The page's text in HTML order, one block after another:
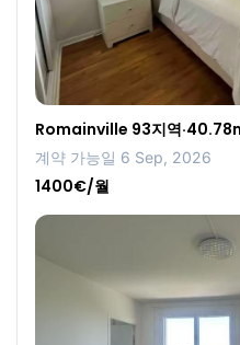
Romainville 93지역
계약 가능일 6 Sep, 2026
1400€/월